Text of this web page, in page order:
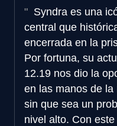
Syndra es una
central que
encerrada en la
Por fortuna, su
12.19 nos dio la
en las manos de
sin que sea un
nivel alto. Con